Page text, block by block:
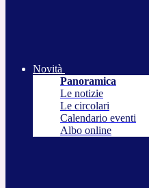
Novità
Panoramica
Le notizie
Le circolari
Calendario eventi
Albo online